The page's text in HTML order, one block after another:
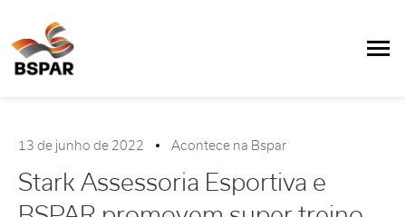
13 de junho de 2022 Acontece na Bspar
Stark Assessoria Esportiva e